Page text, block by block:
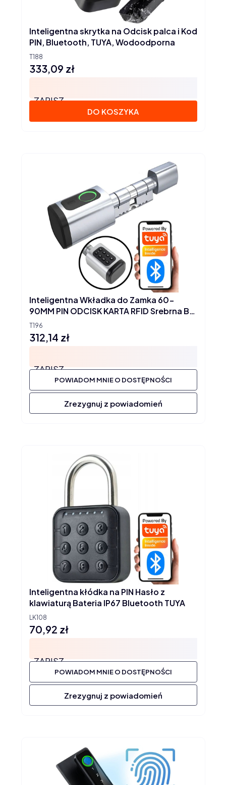
T188
Inteligentna skrytka na Odcisk palca i Kod
PIN, Bluetooth, TUYA, Wodoodporna
Cena
333,09 zł
ZAPISZ
DO KOSZYKA
T196
Inteligentna Wkładka do Zamka 60-
90MM PIN ODCISK KARTA RFID Srebrna BT
TUYA
Cena
312,14 zł
ZAPISZ
POWIADOM MNIE O DOSTĘPNOŚCI
Zrezygnuj z powiadomień
LK108
Inteligentna kłódka na PIN Hasło z
klawiaturą Bateria IP67 Bluetooth TUYA
Cena
70,92 zł
ZAPISZ
POWIADOM MNIE O DOSTĘPNOŚCI
Zrezygnuj z powiadomień